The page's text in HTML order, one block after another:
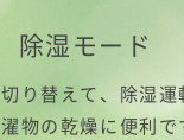
除湿モード
り替えて、除湿運
物の乾燥に便利で